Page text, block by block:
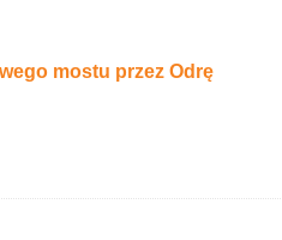
mostu przez Odrę